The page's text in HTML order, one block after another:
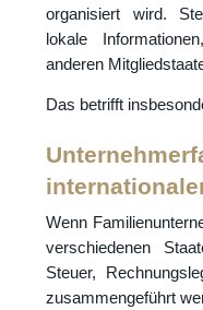
organisiert wird.
lokale
anderen
Das betrifft
Wenn
verschiedenen
Steuer,
zusammengeführt